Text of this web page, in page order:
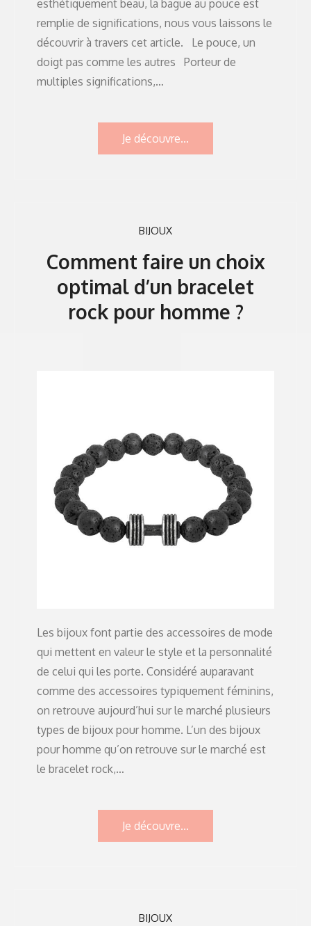
esthétiquement beau, la bague au pouce est
remplie de significations, nous vous laissons le
découvrir à travers cet article. Le pouce, un
doigt pas comme les autres Porteur de
multiples significations,…
Je découvre...
BIJOUX
Comment faire un choix
optimal d’un bracelet
rock pour homme ?
Les bijoux font partie des accessoires de mode
qui mettent en valeur le style et la personnalité
de celui qui les porte. Considéré auparavant
comme des accessoires typiquement féminins,
on retrouve aujourd’hui sur le marché plusieurs
types de bijoux pour homme. L’un des bijoux
pour homme qu’on retrouve sur le marché est
le bracelet rock,…
Je découvre...
BIJOUX